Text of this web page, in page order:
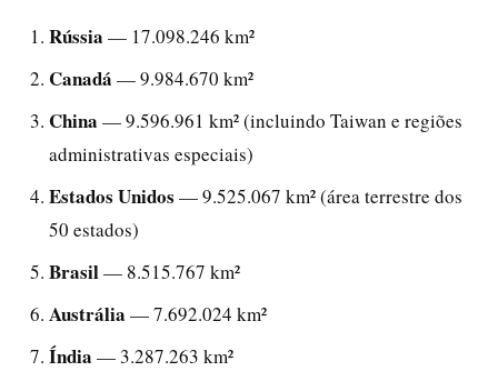
Rússia — 17.098.246 km²
Canadá — 9.984.670 km²
China — 9.596.961 km² (incluindo Taiwan e regiões
administrativas especiais)
Estados Unidos — 9.525.067 km² (área terrestre dos
50 estados)
Brasil— 8.515.767 km²
Austrália — 7.692.024 km²
Índia — 3.287.263 km²